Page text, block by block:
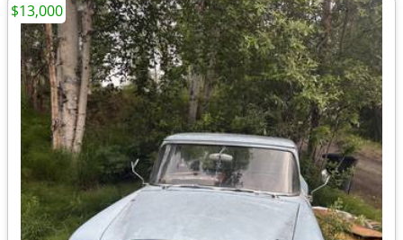
$13,000